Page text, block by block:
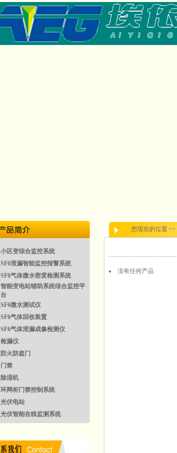
小区变综合监控系统
SF6泄漏智能监控报警系统
SF6气体微水密度检测系统
智能变电站辅助系统综合监控平
台
SF6微水测试仪
SF6气体回收装置
SF6气体泄漏成像检测仪
检漏仪
防火防盗门
门禁
除湿机
环网柜门禁控制系统
光伏电站
光伏智能在线监测系统
您现在的位置 >>
没有任何产品